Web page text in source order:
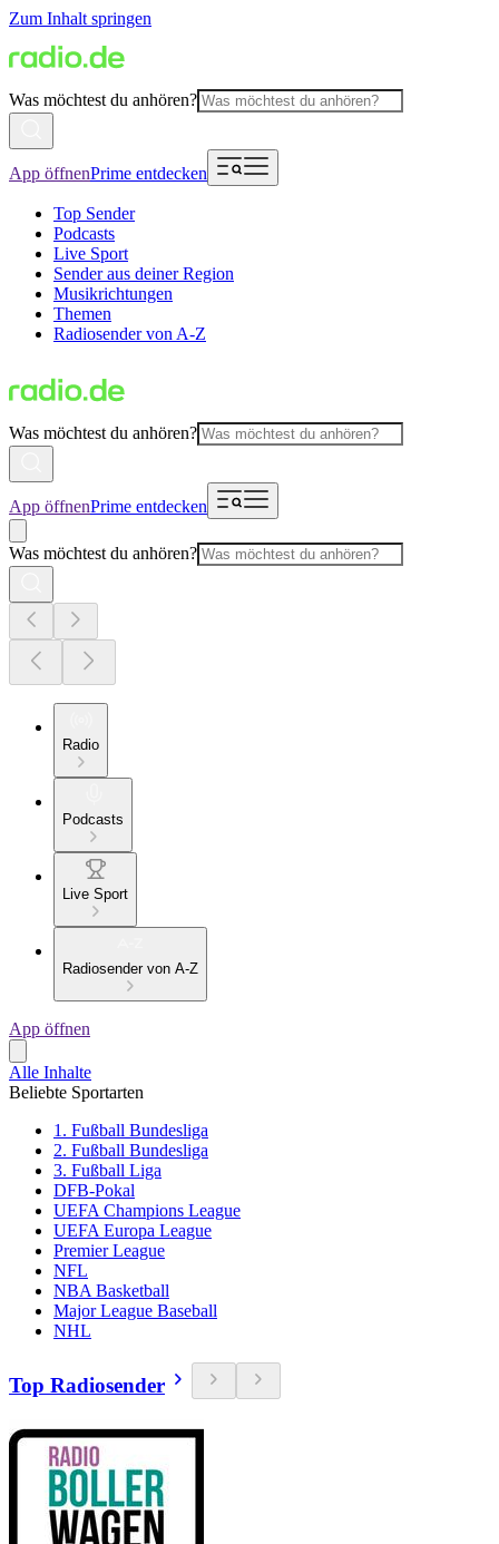
Zum Inhalt springen
Was möchtest du anhören?
App öffnenPrime entdecken
Top Sender
Podcasts
Live Sport
Sender aus deiner Region
Musikrichtungen
Themen
Radiosender von A-Z
Was möchtest du anhören?
App öffnenPrime entdecken
Was möchtest du anhören?
Radio
Podcasts
Live Sport
Radiosender von A-Z
App öffnen
Alle Inhalte
Beliebte Sportarten
1. Fußball Bundesliga
2. Fußball Bundesliga
3. Fußball Liga
DFB-Pokal
UEFA Champions League
UEFA Europa League
Premier League
NFL
NBA Basketball
Major League Baseball
NHL
Top Radiosender